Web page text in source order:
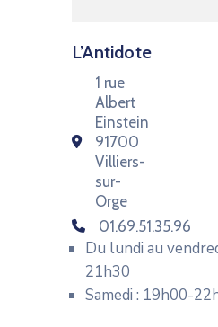
L’Antidote
1 rue
Albert
Einstein
91700
Villiers-
sur-
Orge
01.69.51.35.96
Du lundi au
21h30
Samedi : 19h00-